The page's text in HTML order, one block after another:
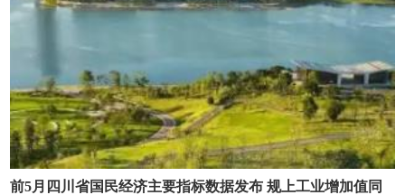
前5月四川省国民经济主要指标数据发布 规上工业增加值同